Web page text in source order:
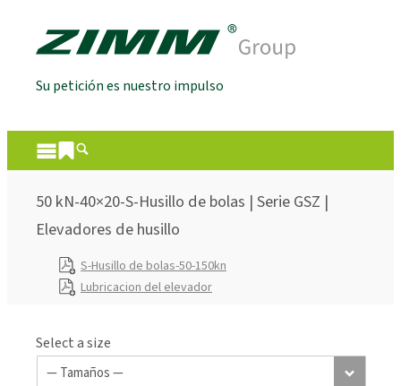
Su petición es nuestro impulso
50 kN-40×20-S-Husillo de bolas | Serie GSZ |
Elevadores de husillo
S-Husillo de bolas-50-150kn
Lubricacion del elevador
Select a size